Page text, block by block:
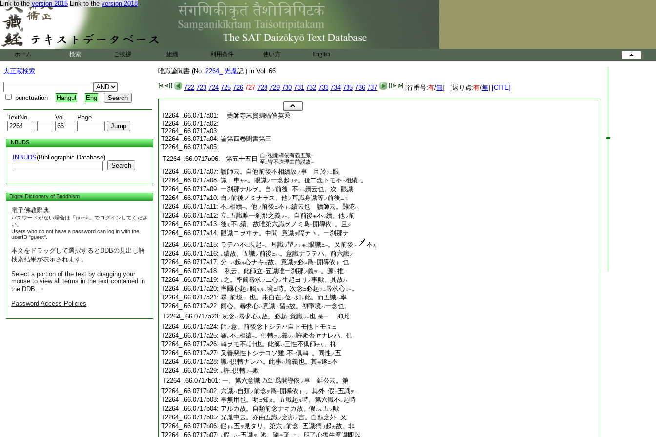
Link to the version 2015 Link to the version 2018
ホーム 検索 ご挨拶 組織 利用条件 使い方 English
大正蔵検索
punctuation Hangul Eng
TextNo. Vol. Page
INBUDS
INBUDS(Bibliographic Database)
Search
Digital Dictionary of Buddhism
電子佛教辭典
パスワードがない場合は「guest」でログインしてくださ
い。
Users who do not have a password can log in with the
userID "guest".
本文をドラッグして選択するとDDBの見出し語
検索結果が表示されます。
Select a portion of the text by dragging your
mouse to view all terms in the text contained in
the DDB. ・
Password Access Policies
唯識論聞書 (No. 2264_ 光胤記 ) in Vol. 66
722 723 724 725 726 727 728 729 730 731 732 733 734 735 736 737 [行番号:有/無] [返り点:有/無] [CITE]
T2264_.66.0717a01:
藥師寺末資蝙蝠僧英乘
T2264_.66.0717a02:
T2264_.66.0717a03:
T2264_.66.0717a04: 論第四卷聞書第三
T2264_.66.0717a05:
T2264_.66.0717a06:
第五十五日 自 二後開導依有義五識一
至 二 皆不違理由前説故一
T2264_.66.0717a07: 讀師云。自他前後不相續故 ノ事 且於テ二 眼
T2264_.66.0717a08: 識ニ一申 サハ。眼識ノ一念起 リテ。後二念トモ不 二相續一。
T2264_.66.0717a09: 一刹那ナルヲ。自 ノ前後ニ不 ト レ續云也。次ニ眼識
T2264_.66.0717a10: 自 ノ前後ノミナラス。他 ノ耳識身識等ノ前後ニモ
T2264_.66.0717a11: 不 二相續一。他 ノ前後ニ不 ト レ續云也 讀師云。難陀ハ
T2264_.66.0717a12: 立 二五識唯一刹那之義ヲ一。自前後モ不 レ續。他 ノ前
T2264_.66.0717a13: 後モ不 レ續。故唯第六識ヲノミ爲二 開導依 一。且 ク
T2264_.66.0717a14: 眼識ニヲヰテ。中間 ニ意識ヲ 隔テヽ。一刹那ナ
T2264_.66.0717a15: ラテハ不 二現起一。耳識ヲ望 メテモ二 眼識ニ一。又前後 ト 不 カ
T2264_.66.0717a16: レ續故。五識ノ前後ニハ。意識ナラテハ。前六識ノ
T2264_.66.0717a17: 分ニハ起ル心ナキ カ故。意識ヲ 必ス爲二 開導依 ト 一也
T2264_.66.0717a18:
私云。此師立 二五識唯一刹那ノ義ヲ一。源 ト 推ニ
T2264_.66.0717a19: レ之。率爾尋求 ノ二心ノ生起ヨリ ノ事歟。其故ハ
T2264_.66.0717a20: 率爾心起テ觸ルルレ境ニ時。次念ニ必起テ二尋求心ヲ一。
T2264_.66.0717a21: 尋二前境ヲ一也。未自在ノ位 ハ如 レ此。而五識ハ率
T2264_.66.0717a22: 爾心。尋求心ハ意識 ト 習 カ故。初墮境ハ一念也。
T2264_.66.0717a23: 次念ハ尋求心カ故。必起 二意識ヲ一也 是一
抑此
T2264_.66.0717a24: 師ノ意。前後念トシテハ自トモ他トモ互ニ
T2264_.66.0717a25: 雖レ不 二相續一。倶轉スル義ヲハ許歟否ヤナレハ。倶
T2264_.66.0717a26: 轉ヲモ不 レ計也。此師ハ三性不倶師ナリ 。抑
T2264_.66.0717a27: 又善惡性トシテコソ雖レ不 二倶轉一。同性 ノ五
T2264_.66.0717a28: 識ハ倶轉ナレハ。此事ハ論義也。其モ遂ニ不
T2264_.66.0717a29:
レ許二倶轉ヲ一歟
T2264_.66.0717b01: 一。第六意識 乃至 爲開導依 ノ事 延公云。第
T2264_.66.0717b02: 六識ハ自類ノ前念ヲ爲二 開導依 ト 一。其外ニ假 二五識ヲ一
T2264_.66.0717b03: 事無用也。明 ニ知 ヌ 。五識起ル時。第六識不 レ起時
T2264_.66.0717b04: アルカ故。自類前念ナキカ故。假 ルレ五 ヲ歟
T2264_.66.0717b05: 光胤申云。亦由五識ノ 之亦ノ言。自類之外ニ又
T2264_.66.0717b06:假 ト レ五 ヲ 見タリ。第六ノ前念ニ五識獨 リ 起 カ故。非
T2264_.66.0717b07:
レ假 ニハ二五識ヲ一歟。隨テ疏ニモ。明了心復生意識即以